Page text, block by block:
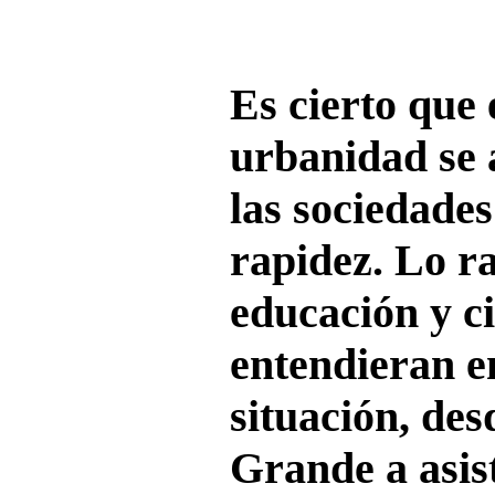
Es cierto que
urbanidad se
las
rapidez. Lo
educación y
entendieran
situación,
Grande a